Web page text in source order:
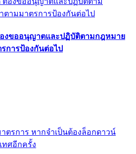
งขออนุญาตและปฏิบัติตามกฎหมาย
การป้องกันต่อไป